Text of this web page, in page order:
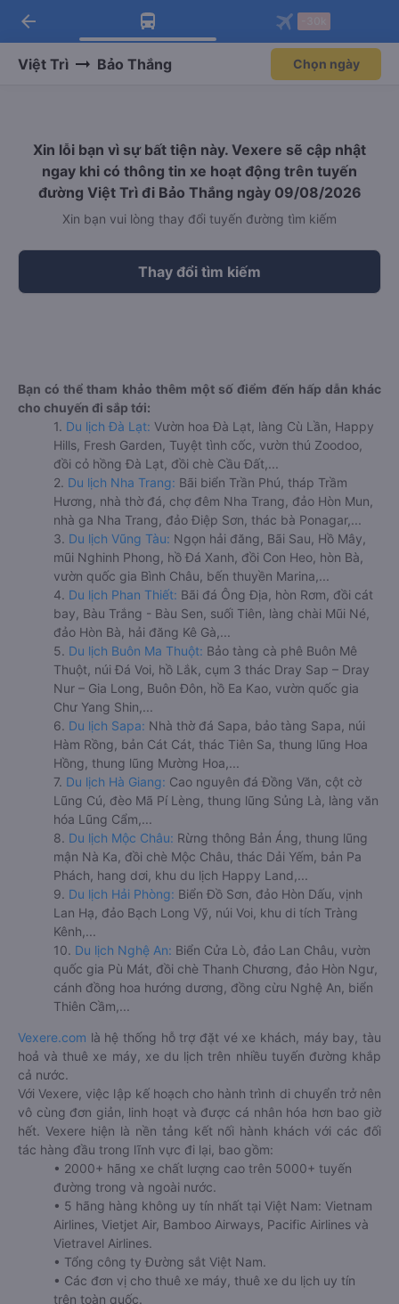
Tải app Vexere ngay!
Nhận ưu đãi thành viên độc
Mở app
Tải app Vexere
-30k/ghế khi đặt vé máy bay qua
Mở app
arrow_back
Việt Trì Bảo Thắng Chọn ngày
Xin lỗi bạn vì sự bất tiện này. Vexere sẽ cập nhật
ngay khi có thông tin xe hoạt động trên tuyến
đường Việt Trì đi Bảo Thắng ngày 09/08/2026
Xin bạn vui lòng thay đổi tuyến đường tìm kiếm
Thay đổi tìm kiếm
Bạn có thể tham khảo thêm một số điểm đến hấp dẫn khác
cho chuyến đi sắp tới:
1. Du lịch Đà Lạt: Vườn hoa Đà Lạt, làng Cù Lần, Happy
Hills, Fresh Garden, Tuyệt tình cốc, vườn thú Zoodoo,
đồi cỏ hồng Đà Lạt, đồi chè Cầu Đất,...
2. Du lịch Nha Trang: Bãi biển Trần Phú, tháp Trầm
Hương, nhà thờ đá, chợ đêm Nha Trang, đảo Hòn Mun,
nhà ga Nha Trang, đảo Điệp Sơn, thác bà Ponagar,...
3. Du lịch Vũng Tàu: Ngọn hải đăng, Bãi Sau, Hồ Mây,
mũi Nghinh Phong, hồ Đá Xanh, đồi Con Heo, hòn Bà,
vườn quốc gia Bình Châu, bến thuyền Marina,...
4. Du lịch Phan Thiết: Bãi đá Ông Địa, hòn Rơm, đồi cát
bay, Bàu Trắng - Bàu Sen, suối Tiên, làng chài Mũi Né,
đảo Hòn Bà, hải đăng Kê Gà,...
5. Du lịch Buôn Ma Thuột: Bảo tàng cà phê Buôn Mê
Thuột, núi Đá Voi, hồ Lắk, cụm 3 thác Dray Sap – Dray
Nur – Gia Long, Buôn Đôn, hồ Ea Kao, vườn quốc gia
Chư Yang Shin,...
6. Du lịch Sapa: Nhà thờ đá Sapa, bảo tàng Sapa, núi
Hàm Rồng, bản Cát Cát, thác Tiên Sa, thung lũng Hoa
Hồng, thung lũng Mường Hoa,...
7. Du lịch Hà Giang: Cao nguyên đá Đồng Văn, cột cờ
Lũng Cú, đèo Mã Pí Lèng, thung lũng Sủng Là, làng văn
hóa Lũng Cẩm,...
8. Du lịch Mộc Châu: Rừng thông Bản Áng, thung lũng
mận Nà Ka, đồi chè Mộc Châu, thác Dải Yếm, bản Pa
Phách, hang dơi, khu du lịch Happy Land,...
9. Du lịch Hải Phòng: Biển Đồ Sơn, đảo Hòn Dấu, vịnh
Lan Hạ, đảo Bạch Long Vỹ, núi Voi, khu di tích Tràng
Kênh,...
10. Du lịch Nghệ An: Biển Cửa Lò, đảo Lan Châu, vườn
quốc gia Pù Mát, đồi chè Thanh Chương, đảo Hòn Ngư,
cánh đồng hoa hướng dương, đồng cừu Nghệ An, biển
Thiên Cầm,...
Vexere.com là hệ thống hỗ trợ đặt vé xe khách, máy bay, tàu
hoả và thuê xe máy, xe du lịch trên nhiều tuyến đường khắp
cả nước.
Với Vexere, việc lập kế hoạch cho hành trình di chuyển trở nên
vô cùng đơn giản, linh hoạt và được cá nhân hóa hơn bao giờ
hết. Vexere hiện là nền tảng kết nối hành khách với các đối
tác hàng đầu trong lĩnh vực đi lại, bao gồm:
• 2000+ hãng xe chất lượng cao trên 5000+ tuyến
đường trong và ngoài nước.
• 5 hãng hàng không uy tín nhất tại Việt Nam: Vietnam
Airlines, Vietjet Air, Bamboo Airways, Pacific Airlines và
Vietravel Airlines.
• Tổng công ty Đường sắt Việt Nam.
• Các đơn vị cho thuê xe máy, thuê xe du lịch uy tín
trên toàn quốc.